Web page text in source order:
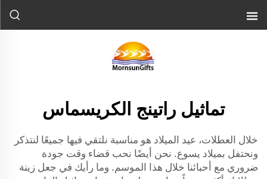
تماثيل راتينج الكريسماس
خلال العطلات، عيد الميلاد هو مناسبة نلتقي فيها جميعًا لنتذكر
ونحتفل بميلاد يسوع. نحن أيضًا نحب قضاء وقت جودة
ضروري مع أحبائنا خلال هذا الموسم. وما رأيك في جعل زينة